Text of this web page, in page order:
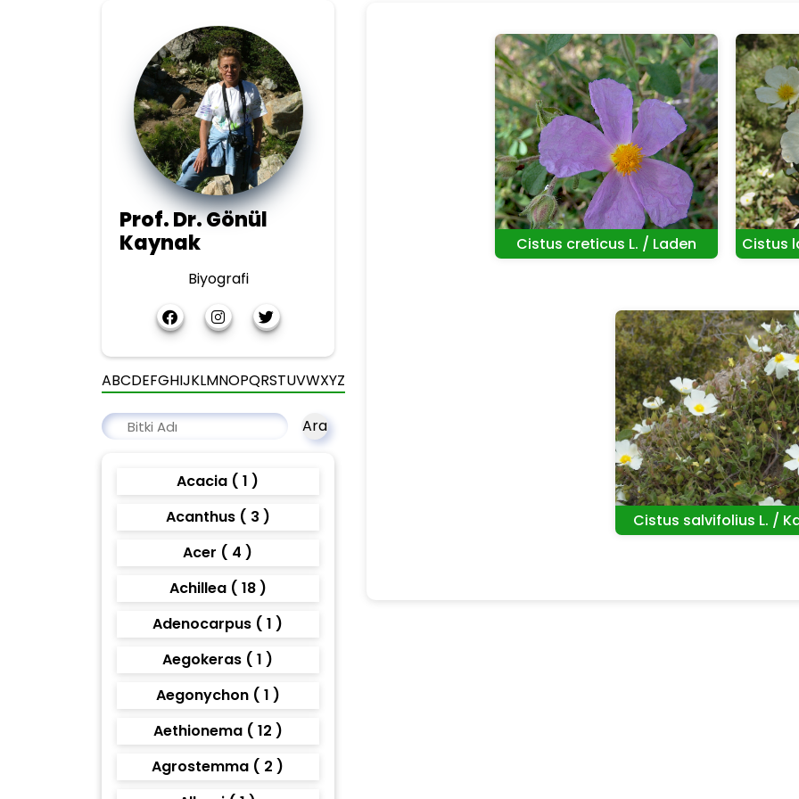
Prof. Dr. Gönül
Kaynak
Biyografi
ABCDEFGHIJKLMNOPQRSTUVWXYZ
Ara
Acacia ( 1 )
Acanthus ( 3 )
Acer ( 4 )
Achillea ( 18 )
Adenocarpus ( 1 )
Aegokeras ( 1 )
Aegonychon ( 1 )
Aethionema ( 12 )
Agrostemma ( 2 )
Cistus creticus L. / Laden Cistus
Cistus salvifolius L. /